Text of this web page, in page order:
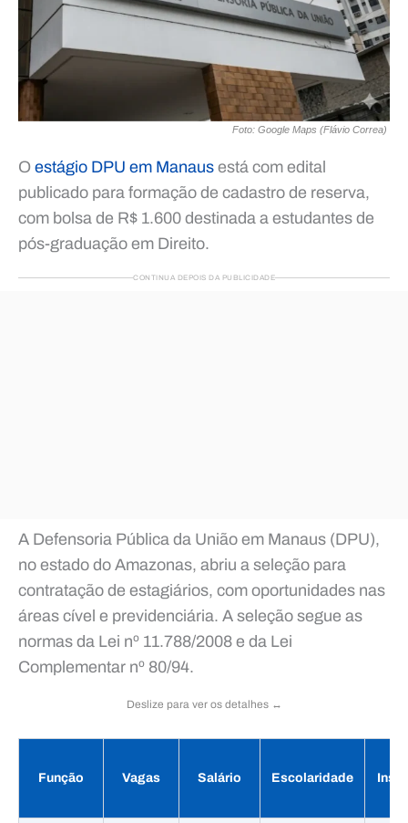
Foto: Google Maps (Flávio Correa)
O estágio DPU em Manaus está com edital
publicado para formação de cadastro de reserva,
com bolsa de R$ 1.600 destinada a estudantes de
pós-graduação em Direito.
CONTINUA DEPOIS DA PUBLICIDADE
A Defensoria Pública da União em Manaus (DPU),
no estado do Amazonas, abriu a seleção para
contratação de estagiários, com oportunidades nas
áreas cível e previdenciária. A seleção segue as
normas da Lei nº 11.788/2008 e da Lei
Complementar nº 80/94.
Deslize para ver os detalhes ↔️
Função Vagas Salário Escolaridade